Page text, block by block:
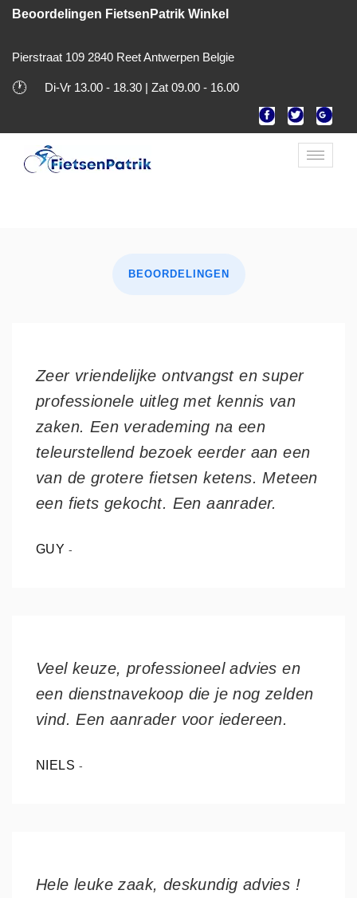
Beoordelingen FietsenPatrik Winkel
Pierstraat 109 2840 Reet Antwerpen Belgie
🕐 Di-Vr 13.00 - 18.30 | Zat 09.00 - 16.00
Toggle
BEOORDELINGEN
Zeer vriendelijke ontvangst en super
professionele uitleg met kennis van
zaken. Een verademing na een
teleurstellend bezoek eerder aan een
van de grotere fietsen ketens. Meteen
een fiets gekocht. Een aanrader.
GUY -
Veel keuze, professioneel advies en
een dienstnavekoop die je nog zelden
vind. Een aanrader voor iedereen.
NIELS -
Hele leuke zaak, deskundig advies !